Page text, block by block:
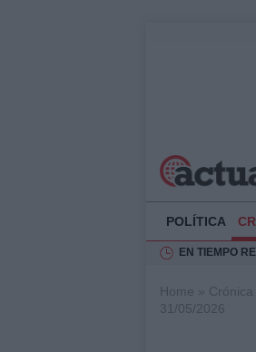
POLÍTICA
EN TIEMPO
Home » Crónica
31/05/2026